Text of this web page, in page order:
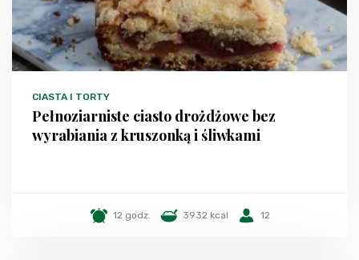
CIASTA I TORTY
Pełnoziarniste ciasto drożdżowe bez
wyrabiania z kruszonką i śliwkami
12 godz. 3932 kcal 12